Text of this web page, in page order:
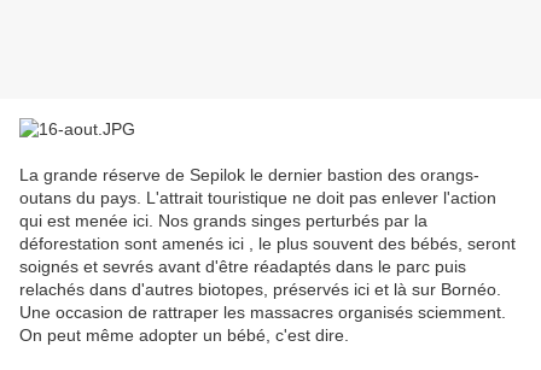
La grande réserve de Sepilok le dernier bastion des orangs-
outans du pays. L'attrait touristique ne doit pas enlever l'action
qui est menée ici. Nos grands singes perturbés par la
déforestation sont amenés ici , le plus souvent des bébés, seront
soignés et sevrés avant d'être réadaptés dans le parc puis
relachés dans d'autres biotopes, préservés ici et là sur Bornéo.
Une occasion de rattraper les massacres organisés sciemment.
On peut même adopter un bébé, c'est dire.